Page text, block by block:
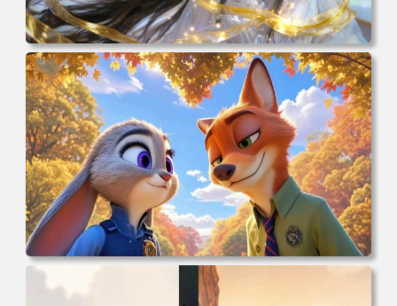
电脑壁纸 动漫 紫灵 冰清玉洁《凡人修仙传》4k壁纸 3840x2
160 电脑桌面 高清壁纸 壁纸下载 壁纸大全
电脑壁纸 动漫 兔子朱迪 狐狸尼克 疯狂动物城 秋叶 秋天森
林 蓝天 4k壁纸 电脑桌面 高清壁纸 壁纸下载 壁纸大全